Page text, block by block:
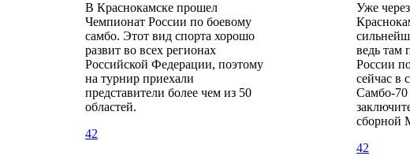
В Краснокамске прошел
Чемпионат России по боевому
самбо. Этот вид спорта хорошо
развит во всех регионах
Российской Федерации, поэтому
на турнир приехали
представители более чем из 50
областей.
42
Уже
ведь там
России
сейчас в
Самбо-70
сборной
42